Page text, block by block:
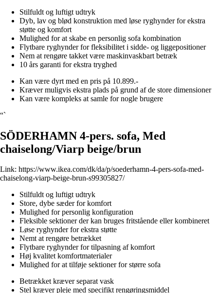
Stilfuldt og luftigt udtryk
Dyb, lav og blød konstruktion med løse ryghynder for ekstra
støtte og komfort
Mulighed for at skabe en personlig sofa kombination
Flytbare ryghynder for fleksibilitet i sidde- og liggepositioner
Nem at rengøre takket være maskinvaskbart betræk
10 års garanti for ekstra tryghed
Kan være dyrt med en pris på 10.899.-
Kræver muligvis ekstra plads på grund af de store dimensioner
Kan være kompleks at samle for nogle brugere
“`
SÖDERHAMN 4-pers. sofa, Med
chaiselong/Viarp beige/brun
Link: https://www.ikea.com/dk/da/p/soederhamn-4-pers-sofa-med-
chaiselong-viarp-beige-brun-s99305827/
Stilfuldt og luftigt udtryk
Store, dybe sæder for komfort
Mulighed for personlig konfiguration
Fleksible sektioner der kan bruges fritstående eller kombineret
Løse ryghynder for ekstra støtte
Nemt at rengøre betrækket
Flytbare ryghynder for tilpasning af komfort
Høj kvalitet komfortmaterialer
Mulighed for at tilføje sektioner for større sofa
Betrækket kræver separat vask
Stel kræver pleje med specifikt rengøringsmiddel